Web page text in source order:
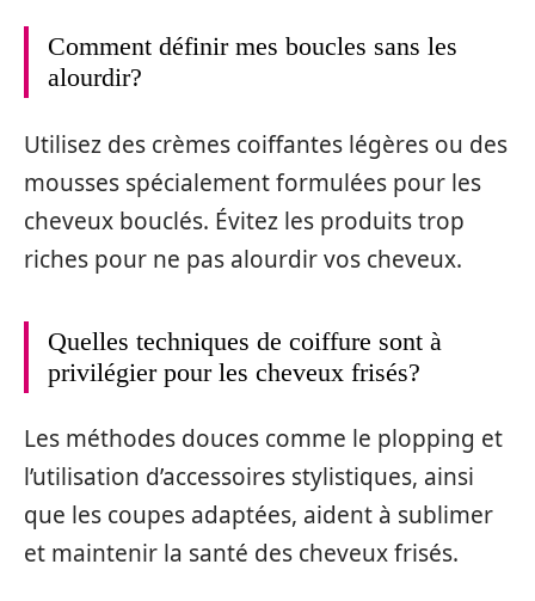
Comment définir mes boucles sans les
alourdir?
Utilisez des crèmes coiffantes légères ou des
mousses spécialement formulées pour les
cheveux bouclés. Évitez les produits trop
riches pour ne pas alourdir vos cheveux.
Quelles techniques de coiffure sont à
privilégier pour les cheveux frisés?
Les méthodes douces comme le plopping et
l’utilisation d’accessoires stylistiques, ainsi
que les coupes adaptées, aident à sublimer
et maintenir la santé des cheveux frisés.